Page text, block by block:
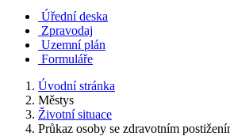
Úřední deska
Zpravodaj
Uzemní plán
Formuláře
Úvodní stránka
Městys
Životní situace
Průkaz osoby se zdravotním